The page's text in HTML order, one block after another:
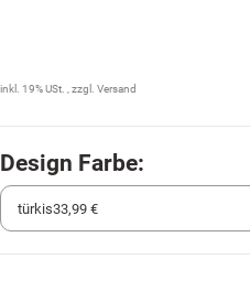
inkl. 19% USt. , zzgl. Versand
Design Farbe: